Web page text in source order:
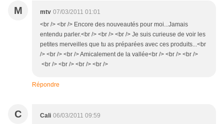
M mtv 07/03/2011 01:01
<br /> <br /> Encore des nouveautés pour moi...Jamais
entendu parler.<br /> <br /> <br /> Je suis curieuse de voir les
petites merveilles que tu as préparées avec ces produits...<br
/> <br /> <br /> Amicalement de la vallée<br /> <br /> <br />
<br /> <br /> <br /> <br />
Répondre
C Cali 06/03/2011 09:59